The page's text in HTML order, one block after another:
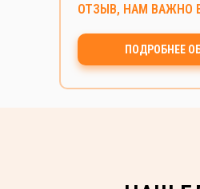
ПОДРОБНЕЕ
ОТЗЫВ, НАМ ВАЖНО